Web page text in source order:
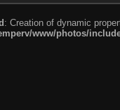
: Creation of dynamic
www/photos/